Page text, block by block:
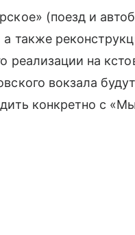
(поезд и
а также
реализации на
вокзала
конкретно с